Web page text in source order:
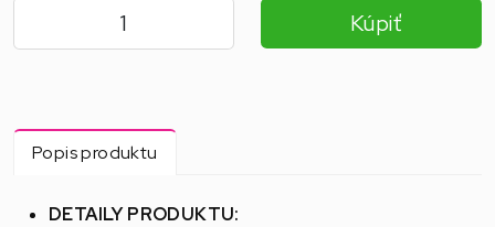
Kúpiť
Popis produktu
DETAILY PRODUKTU: